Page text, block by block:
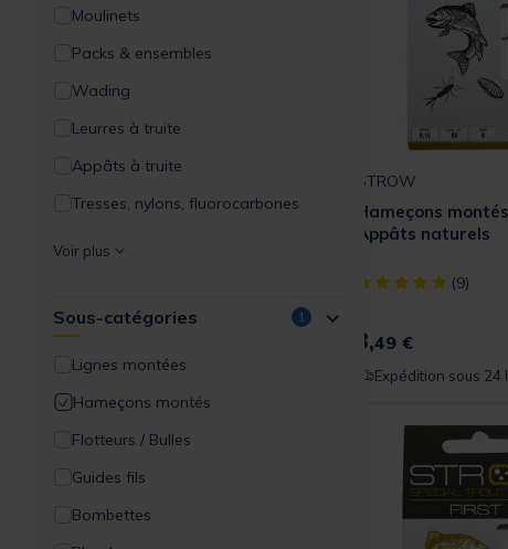
Moulinets
Packs & ensembles
Wading
Leurres à truite
Appâts à truite
Tresses, nylons, fluorocarbones
Lignes et accessoires de montage
Vêtements et lunettes
Epuisettes / No-Kill
Outillages & accessoires
Voir plus
Sous-catégories 1
Lignes montées
Hameçons montés
Flotteurs / Bulles
Guides fils
Bombettes
STROW
Hameçons
Appâts naturels
[object Object] out
(9)
3,49 €
Expédition sous 24